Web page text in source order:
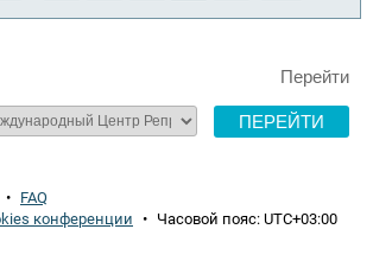
Перейти
• FAQ
конференции • Часовой пояс: UTC+03:00